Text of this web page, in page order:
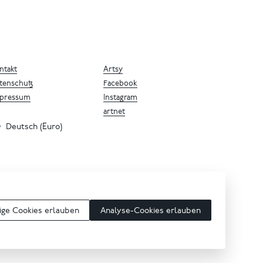
Artsy
Facebook
Instagram
artnet
Deutsch (Euro)
Cookies erlauben Analyse-Cookies erlauben